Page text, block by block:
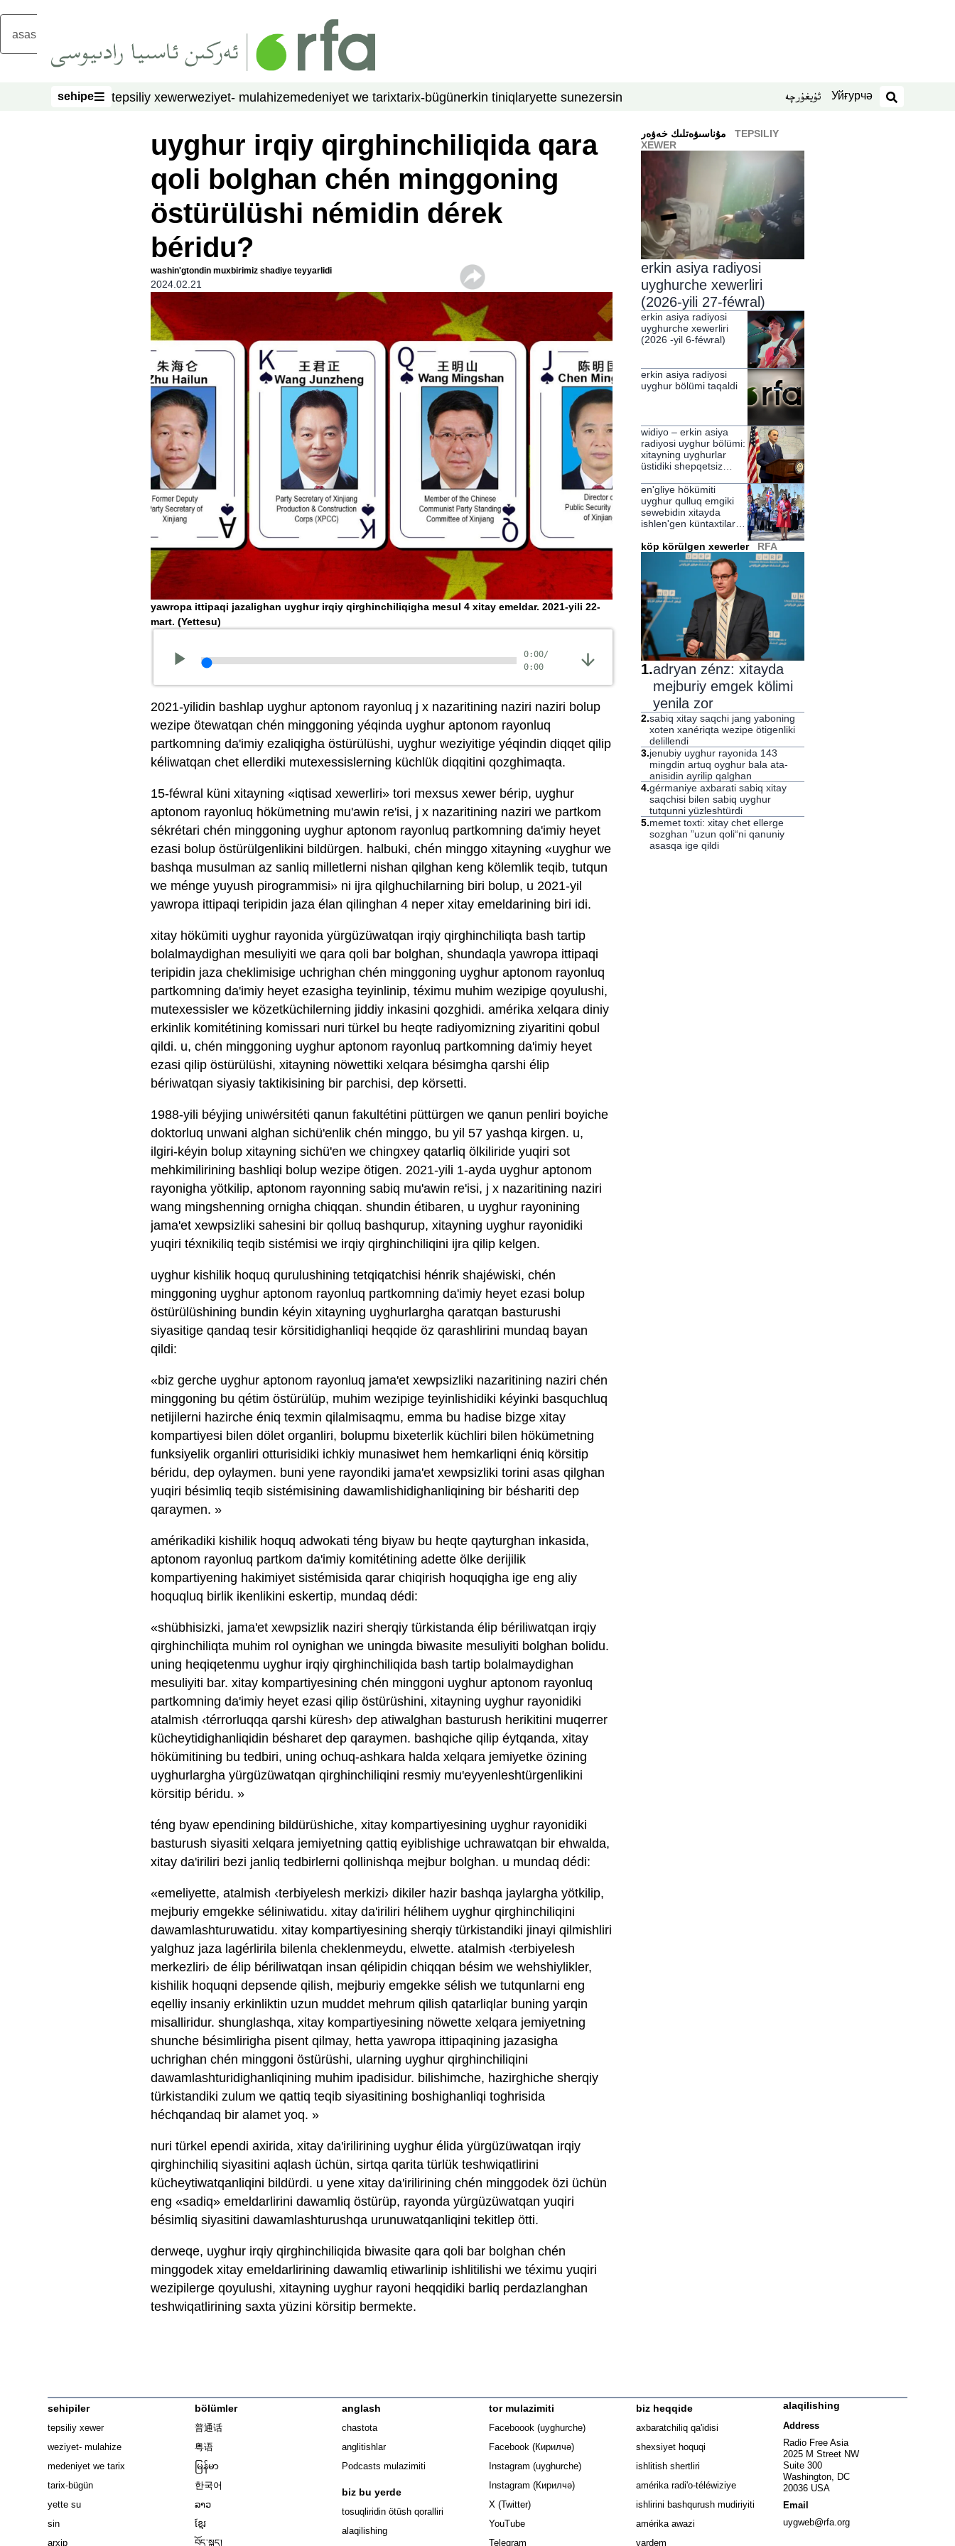
asasliq mezmungha atlang
sehipe
sehipe tepsiliy xewerweziyet- mulahizemedeniyet we tarixtarix-bügünerkin tiniqlaryette sunezersin ئۇيغۇرچە Уйғурчә
izdesh
uyghur irqiy qirghinchiliqida qara
qoli bolghan chén minggoning
östürülüshi némidin dérek
béridu?
washin'gtondin muxbirimiz shadiye teyyarlidi
2024.02.21
yawropa ittipaqi jazalighan uyghur irqiy qirghinchiliqigha mesul 4 xitay emeldar. 2021-yili 22-
mart. (Yettesu)
0:00/
0:00
2021-yilidin bashlap uyghur aptonom rayonluq j x nazaritining naziri naziri bolup
wezipe ötewatqan chén minggoning yéqinda uyghur aptonom rayonluq
partkomning da'imiy ezaliqigha östürülüshi, uyghur weziyitige yéqindin diqqet qilip
kéliwatqan chet ellerdiki mutexessislerning küchlük diqqitini qozghimaqta.
15-féwral küni xitayning «iqtisad xewerliri» tori mexsus xewer bérip, uyghur
aptonom rayonluq hökümetning mu'awin re'isi, j x nazaritining naziri we partkom
sékrétari chén minggoning uyghur aptonom rayonluq partkomning da'imiy heyet
ezasi bolup östürülgenlikini bildürgen. halbuki, chén minggo xitayning «uyghur we
bashqa musulman az sanliq milletlerni nishan qilghan keng kölemlik teqib, tutqun
we ménge yuyush pirogrammisi» ni ijra qilghuchilarning biri bolup, u 2021-yil
yawropa ittipaqi teripidin jaza élan qilinghan 4 neper xitay emeldarining biri idi.
xitay hökümiti uyghur rayonida yürgüzüwatqan irqiy qirghinchiliqta bash tartip
bolalmaydighan mesuliyiti we qara qoli bar bolghan, shundaqla yawropa ittipaqi
teripidin jaza cheklimisige uchrighan chén minggoning uyghur aptonom rayonluq
partkomning da'imiy heyet ezasigha teyinlinip, téximu muhim wezipige qoyulushi,
mutexessisler we közetküchilerning jiddiy inkasini qozghidi. amérika xelqara diniy
erkinlik komitétining komissari nuri türkel bu heqte radiyomizning ziyaritini qobul
qildi. u, chén minggoning uyghur aptonom rayonluq partkomning da'imiy heyet
ezasi qilip östürülüshi, xitayning nöwettiki xelqara bésimgha qarshi élip
bériwatqan siyasiy taktikisining bir parchisi, dep körsetti.
1988-yili béyjing uniwérsitéti qanun fakultétini püttürgen we qanun penliri boyiche
doktorluq unwani alghan sichü'enlik chén minggo, bu yil 57 yashqa kirgen. u,
ilgiri-kéyin bolup xitayning sichü'en we chingxey qatarliq ölkiliride yuqiri sot
mehkimilirining bashliqi bolup wezipe ötigen. 2021-yili 1-ayda uyghur aptonom
rayonigha yötkilip, aptonom rayonning sabiq mu'awin re'isi, j x nazaritining naziri
wang mingshenning ornigha chiqqan. shundin étibaren, u uyghur rayonining
jama'et xewpsizliki sahesini bir qolluq bashqurup, xitayning uyghur rayonidiki
yuqiri téxnikiliq teqib sistémisi we irqiy qirghinchiliqini ijra qilip kelgen.
uyghur kishilik hoquq qurulushining tetqiqatchisi hénrik shajéwiski, chén
minggoning uyghur aptonom rayonluq partkomning da'imiy heyet ezasi bolup
östürülüshining bundin kéyin xitayning uyghurlargha qaratqan basturushi
siyasitige qandaq tesir körsitidighanliqi heqqide öz qarashlirini mundaq bayan
qildi:
«biz gerche uyghur aptonom rayonluq jama'et xewpsizliki nazaritining naziri chén
minggoning bu qétim östürülüp, muhim wezipige teyinlishidiki kéyinki basquchluq
netijilerni hazirche éniq texmin qilalmisaqmu, emma bu hadise bizge xitay
kompartiyesi bilen dölet organliri, bolupmu bixeterlik küchliri bilen hökümetning
funksiyelik organliri otturisidiki ichkiy munasiwet hem hemkarliqni éniq körsitip
béridu, dep oylaymen. buni yene rayondiki jama'et xewpsizliki torini asas qilghan
yuqiri bésimliq teqib sistémisining dawamlishidighanliqining bir béshariti dep
qaraymen. »
amérikadiki kishilik hoquq adwokati téng biyaw bu heqte qayturghan inkasida,
aptonom rayonluq partkom da'imiy komitétining adette ölke derijilik
kompartiyening hakimiyet sistémisida qarar chiqirish hoquqigha ige eng aliy
hoquqluq birlik ikenlikini eskertip, mundaq dédi:
«shübhisizki, jama'et xewpsizlik naziri sherqiy türkistanda élip bériliwatqan irqiy
qirghinchiliqta muhim rol oynighan we uningda biwasite mesuliyiti bolghan bolidu.
uning heqiqetenmu uyghur irqiy qirghinchiliqida bash tartip bolalmaydighan
mesuliyiti bar. xitay kompartiyesining chén minggoni uyghur aptonom rayonluq
partkomning da'imiy heyet ezasi qilip östürüshini, xitayning uyghur rayonidiki
atalmish ‹térrorluqqa qarshi küresh› dep atiwalghan basturush herikitini muqerrer
kücheytidighanliqidin bésharet dep qaraymen. bashqiche qilip éytqanda, xitay
hökümitining bu tedbiri, uning ochuq-ashkara halda xelqara jemiyetke özining
uyghurlargha yürgüzüwatqan qirghinchiliqini resmiy mu'eyyenleshtürgenlikini
körsitip béridu. »
téng byaw ependining bildürüshiche, xitay kompartiyesining uyghur rayonidiki
basturush siyasiti xelqara jemiyetning qattiq eyiblishige uchrawatqan bir ehwalda,
xitay da'iriliri bezi janliq tedbirlerni qollinishqa mejbur bolghan. u mundaq dédi:
«emeliyette, atalmish ‹terbiyelesh merkizi› dikiler hazir bashqa jaylargha yötkilip,
mejburiy emgekke séliniwatidu. xitay da'iriliri hélihem uyghur qirghinchiliqini
dawamlashturuwatidu. xitay kompartiyesining sherqiy türkistandiki jinayi qilmishliri
yalghuz jaza lagérlirila bilenla cheklenmeydu, elwette. atalmish ‹terbiyelesh
merkezliri› de élip bériliwatqan insan qélipidin chiqqan bésim we wehshiylikler,
kishilik hoquqni depsende qilish, mejburiy emgekke sélish we tutqunlarni eng
eqelliy insaniy erkinliktin uzun muddet mehrum qilish qatarliqlar buning yarqin
misalliridur. shunglashqa, xitay kompartiyesining nöwette xelqara jemiyetning
shunche bésimlirigha pisent qilmay, hetta yawropa ittipaqining jazasigha
uchrighan chén minggoni östürüshi, ularning uyghur qirghinchiliqini
dawamlashturidighanliqining muhim ipadisidur. bilishimche, hazirghiche sherqiy
türkistandiki zulum we qattiq teqib siyasitining boshighanliqi toghrisida
héchqandaq bir alamet yoq. »
nuri türkel ependi axirida, xitay da'irilirining uyghur élida yürgüzüwatqan irqiy
qirghinchiliq siyasitini aqlash üchün, sirtqa qarita türlük teshwiqatlirini
kücheytiwatqanliqini bildürdi. u yene xitay da'irilirining chén minggodek özi üchün
eng «sadiq» emeldarlirini dawamliq östürüp, rayonda yürgüzüwatqan yuqiri
bésimliq siyasitini dawamlashturushqa urunuwatqanliqini tekitlep ötti.
derweqe, uyghur irqiy qirghinchiliqida biwasite qara qoli bar bolghan chén
minggodek xitay emeldarlirining dawamliq etiwarlinip ishlitilishi we téximu yuqiri
wezipilerge qoyulushi, xitayning uyghur rayoni heqqidiki barliq perdazlanghan
teshwiqatlirining saxta yüzini körsitip bermekte.
TEPSILIY
XEWER
erkin asiya radiyosi
uyghurche xewerliri
(2026-yili 27-féwral)
erkin asiya radiyosi
uyghurche xewerliri
(2026 -yil 6-féwral)
erkin asiya radiyosi
uyghur bölümi taqaldi
widiyo – erkin asiya
radiyosi uyghur bölümi:
xitayning uyghurlar
üstidiki shepqetsiz
zulmetlirini yérip
ötküchi nur
en'gliye hökümiti
uyghur qulluq emgiki
sewebidin xitayda
ishlen'gen küntaxtilarni
qildi
köp körülgen xewerler RFA
1.adryan zénz: xitayda
mejburiy emgek kölimi
yenila zor
2.sabiq xitay saqchi jang yaboning
xoten xanériqta wezipe ötigenliki
delillendi
3.jenubiy uyghur rayonida 143
mingdin artuq oyghur bala ata-
anisidin ayrilip qalghan
4.gérmaniye axbarati sabiq xitay
saqchisi bilen sabiq uyghur
tutqunni yüzleshtürdi
5.memet toxti: xitay chet ellerge
sozghan ”uzun qoli“ni qanuniy
asasqa ige qildi
sehipiler
tepsiliy xewer
weziyet- mulahize
medeniyet we tarix
tarix-bügün
yette su
sin
arxip
bölümler
普通话
粤语
မြန်မာ
한국어
ລາວ
ខ្មែរ
བོད་སྐད།
anglash
chastota
anglitishlar
Podcasts mulazimiti
biz bu yerde
tosuqliridin ötüsh qoralliri Opens in new window
alaqilishing
tor mulazimiti
Faceboook (uyghurche) Opens in new window
Facebook (Кирилчә) Opens in new window
Instagram (uyghurche) Opens in new window
Instagram (Кирилчә) Opens in new window
X (Twitter)
YouTube
Telegram
biz heqqide
axbaratchiliq qa'idisi
shexsiyet hoquqi
ishlitish shertliri
amérika radi'o-téléwiziye
ishlirini bashqurush mudiriyiti Opens in new window
amérika awazi Opens in new window
yardem
alaqilishing
Address
Radio Free Asia
2025 M Street NW
Suite 300
Washington, DC
20036 USA
Email
uygweb@rfa.org